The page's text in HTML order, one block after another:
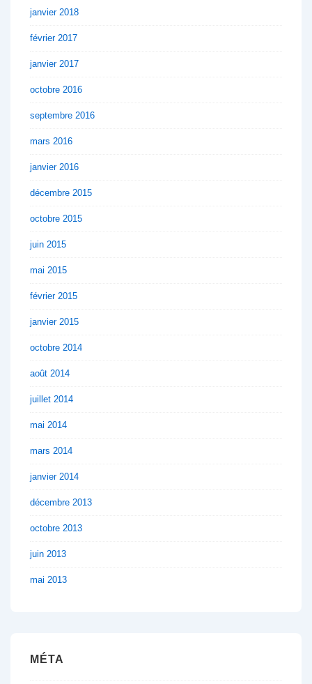
janvier 2018
février 2017
janvier 2017
octobre 2016
septembre 2016
mars 2016
janvier 2016
décembre 2015
octobre 2015
juin 2015
mai 2015
février 2015
janvier 2015
octobre 2014
août 2014
juillet 2014
mai 2014
mars 2014
janvier 2014
décembre 2013
octobre 2013
juin 2013
mai 2013
MÉTA